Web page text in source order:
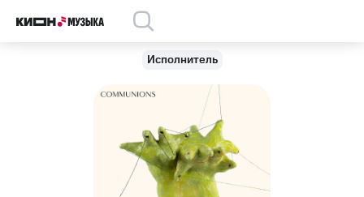
Исполнитель